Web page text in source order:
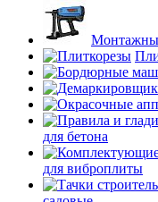
для бетона
для виброплиты